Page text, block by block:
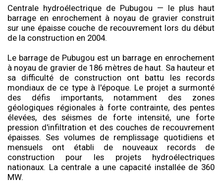
Centrale hydroélectrique de Pubugou — le plus haut
barrage en enrochement à noyau de gravier construit
sur une épaisse couche de recouvrement lors du début
de la construction en 2004.
Le barrage de Pubugou est un barrage en enrochement
à noyau de gravier de 186 mètres de haut. Sa hauteur et
sa difficulté de construction ont battu les records
mondiaux de ce type à l'époque. Le projet a surmonté
des défis importants, notamment des zones
géologiques régionales à forte contrainte, des pentes
élevées, des séismes de forte intensité, une forte
pression d'infiltration et des couches de recouvrement
épaisses. Ses volumes de remplissage quotidiens et
mensuels ont établi de nouveaux records de
construction pour les projets hydroélectriques
nationaux. La centrale a une capacité installée de 360
MW.